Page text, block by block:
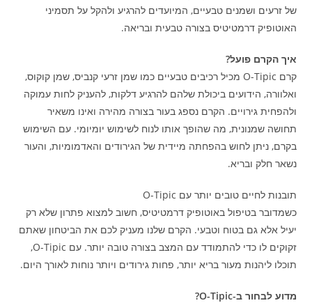
של זרעים ושמנים טבעיים, המיועדים להרגיע ולהקל על תסמיני
האוטופיק דרמטיטיס בצורה טבעית ובריאה.
איך הקרם פועל?
קרם O-Tipic מכיל רכיבים טבעיים כמו שמן זרעי קנביס, שמן קוקוס,
ואלוורה, הידועים ביכולת שלהם להרגיע דלקות, להעניק לחות עמוקה
ולהפחית גירויים. הקרם נספג בעור בצורה מהירה ואינו משאיר
תחושה שמנונית, מה שהופך אותו לנוח לשימוש יומיומי. עם השימוש
בקרם, ניתן לחוש בהפחתה מיידית של הגירודים והאדמומיות, והעור
נשאר חלק ובריא.
תובנות לחיים טובים יותר עם O-Tipic
כשמדובר בטיפול באוטופיק דרמטיטיס, חשוב למצוא פתרון שלא רק
יעיל אלא גם בטוח וטבעי. הקרם שלנו מעניק לכם את הביטחון שאתם
זקוקים לו כדי להתמודד עם המצב בצורה טובה יותר. עם O-Tipic,
תוכלו ליהנות מעור בריא יותר, פחות גירודים ויותר נוחות לאורך היום.
מדוע לבחור ב-O-Tipic?